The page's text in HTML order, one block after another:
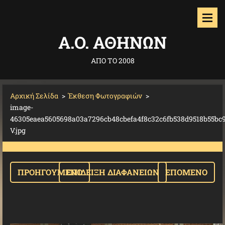
Α.O. ΑΘΗΝΩΝ
ΑΠΟ ΤΟ 2008
Αρχική Σελίδα > Έκθεση Φωτογραφιών >
image-
V.jpg
ΠΡΟΗΓΟΎΜΕΝΟΕΠΊΔΕΙΞΗ ΔΙΑΦΑΝΕΙΏΝ ΕΠΌΜΕΝΟ